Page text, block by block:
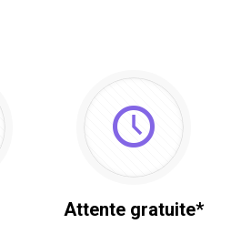
Attente gratuite*